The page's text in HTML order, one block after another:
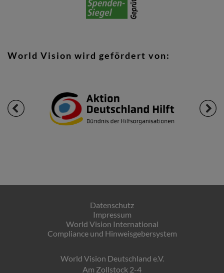
World Vision wird gefördert von:
Datenschutz
Impressum
World Vision International
Compliance und Hinweisgebersystem
World Vision Deutschland e.V.
Am Zollstock 2-4